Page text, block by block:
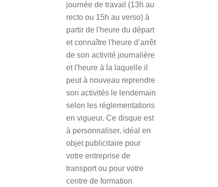
journée de travail (13h au
recto ou 15h au verso) à
partir de l'heure du départ
et connaître l'heure d’arrêt
de son activité journalière
et l'heure à la laquelle il
peut à nouveau reprendre
son activités le lendemain
selon les réglementations
en vigueur. Ce disque est
à personnaliser, idéal en
objet publicitaire pour
votre entreprise de
transport ou pour votre
centre de formation